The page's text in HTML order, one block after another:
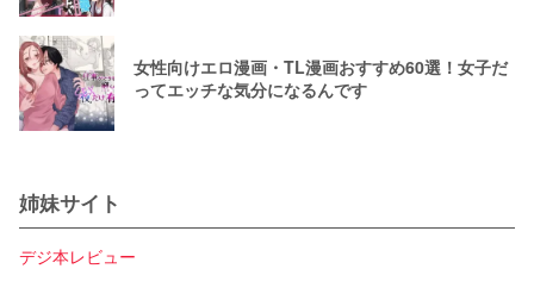
女性向けエロ漫画・TL漫画おすすめ60選！女子だ
ってエッチな気分になるんです
姉妹サイト
デジ本レビュー